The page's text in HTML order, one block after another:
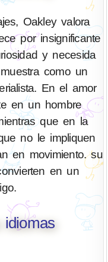
Oakley valora
por insignificante
y necesida
como un
En el amor
en un hombre
que en la
no le impliquen
en movimiento. su
en un